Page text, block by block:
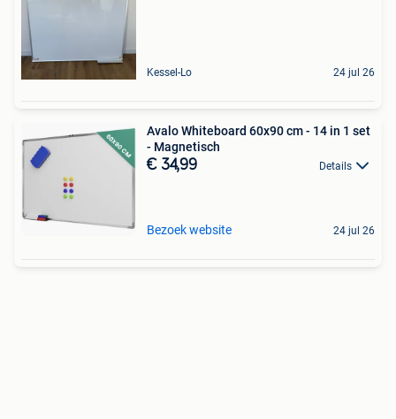
Kessel-Lo 24 jul 26
Avalo Whiteboard 60x90 cm - 14 in 1 set
- Magnetisch
€ 34,99 Details
Bezoek website 24 jul 26